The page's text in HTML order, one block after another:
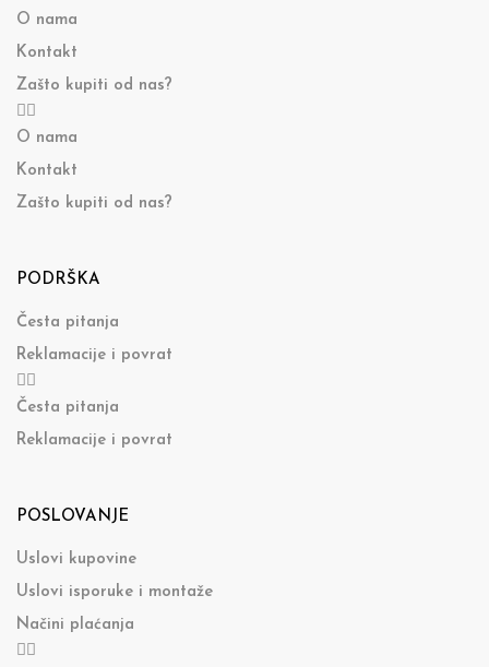
O nama
Kontakt
Zašto kupiti od nas?
O nama
Kontakt
Zašto kupiti od nas?
PODRŠKA
Česta pitanja
Reklamacije i povrat
Česta pitanja
Reklamacije i povrat
POSLOVANJE
Uslovi kupovine
Uslovi isporuke i montaže
Načini plaćanja